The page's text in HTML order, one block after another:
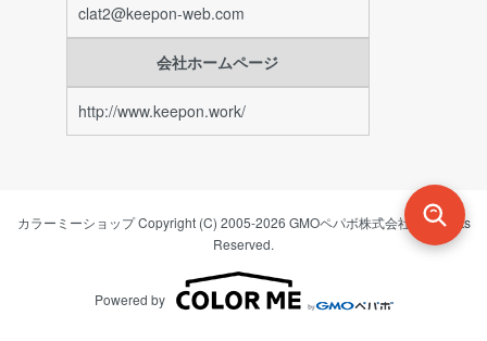
clat2@keepon-web.com
会社ホームページ
http://www.keepon.work/
カラーミーショップCopyright (C) 2005-2026 GMOペパボ株式会社
All Rights
Reserved.
Powered by